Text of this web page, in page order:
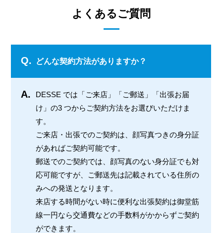
よくあるご質問
Q. どんな契約方法がありますか？
A.
DESSE では「ご来店」「ご郵送」「出張お届
け」の3 つからご契約方法をお選びいただけま
す。
ご来店・出張でのご契約は、顔写真つきの身分証
があればご契約可能です。
郵送でのご契約では、顔写真のない身分証でも対
応可能ですが、ご郵送先は記載されている住所の
みへの発送となります。
来店する時間がない時に便利な出張契約は御堂筋
線一円なら交通費などの手数料がかからずご契約
ができます。